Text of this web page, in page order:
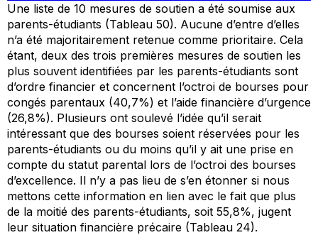
Une liste de 10 mesures de soutien a été soumise aux
parents-étudiants (Tableau 50). Aucune d’entre d’elles
n’a été majoritairement retenue comme prioritaire. Cela
étant, deux des trois premières mesures de soutien les
plus souvent identifiées par les parents-étudiants sont
d’ordre financier et concernent l’octroi de bourses pour
congés parentaux (40,7%) et l’aide financière d’urgence
(26,8%). Plusieurs ont soulevé l’idée qu’il serait
intéressant que des bourses soient réservées pour les
parents-étudiants ou du moins qu’il y ait une prise en
compte du statut parental lors de l’octroi des bourses
d’excellence. Il n’y a pas lieu de s’en étonner si nous
mettons cette information en lien avec le fait que plus
de la moitié des parents-étudiants, soit 55,8%, jugent
leur situation financière précaire (Tableau 24).